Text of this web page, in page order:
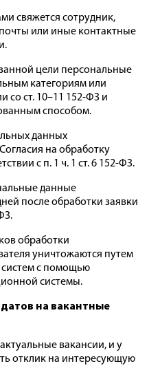
свяжется сотрудник,
или иные контактные
цели персональные
категориям или
со ст. 10–11 152-ФЗ и
способом.
данных
на обработку
с п. 1 ч. 1 ст. 6 152-ФЗ.
данные
после обработки заявки
обработки
уничтожаются путем
с помощью
системы.
на вакантные
вакансии, и у
отклик на интересующую